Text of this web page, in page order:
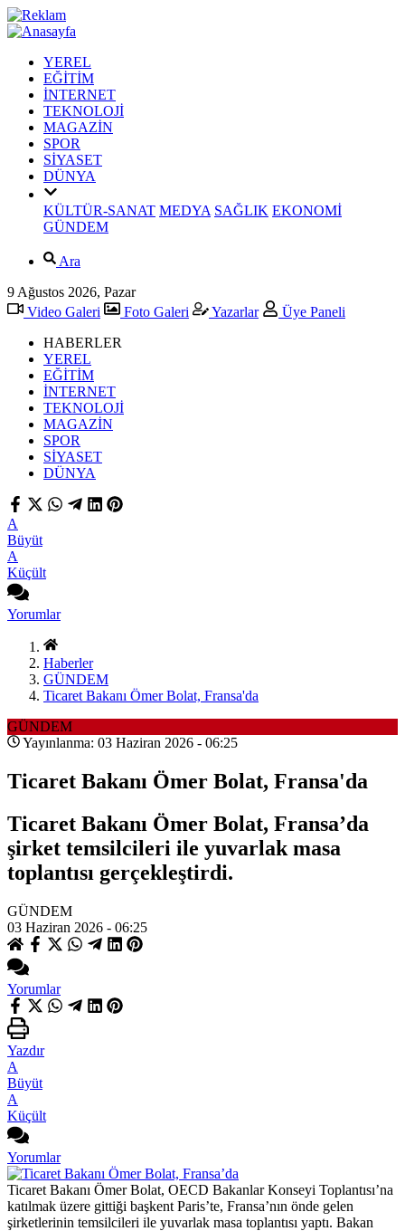
YEREL
EĞİTİM
İNTERNET
TEKNOLOJİ
MAGAZİN
SPOR
SİYASET
DÜNYA
KÜLTÜR-SANAT MEDYA SAĞLIK EKONOMİ
GÜNDEM
Ara
9 Ağustos 2026, Pazar
Video Galeri
Foto Galeri Yazarlar
Üye Paneli
HABERLER
YEREL
EĞİTİM
İNTERNET
TEKNOLOJİ
MAGAZİN
SPOR
SİYASET
DÜNYA
A
Büyüt
A
Küçült
Yorumlar
Haberler
GÜNDEM
Ticaret Bakanı Ömer Bolat, Fransa'da
GÜNDEM
Yayınlanma: 03 Haziran 2026 - 06:25
Ticaret Bakanı Ömer Bolat, Fransa'da
Ticaret Bakanı Ömer Bolat, Fransa’da
şirket temsilcileri ile yuvarlak masa
toplantısı gerçekleştirdi.
GÜNDEM
03 Haziran 2026 - 06:25
Yorumlar
Yazdır
A
Büyüt
A
Küçült
Yorumlar
Ticaret Bakanı Ömer Bolat, OECD Bakanlar Konseyi Toplantısı’na
katılmak üzere gittiği başkent Paris’te, Fransa’nın önde gelen
şirketlerinin temsilcileri ile yuvarlak masa toplantısı yaptı. Bakan